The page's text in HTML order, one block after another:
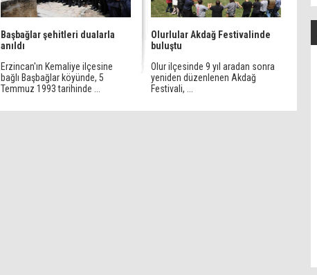
Başbağlar şehitleri dualarla
anıldı
Erzincan'ın Kemaliye ilçesine
bağlı Başbağlar köyünde, 5
Temmuz 1993 tarihinde ...
Olurlular Akdağ Festivalinde
buluştu
Olur ilçesinde 9 yıl aradan sonra
yeniden düzenlenen Akdağ
Festivali, ...